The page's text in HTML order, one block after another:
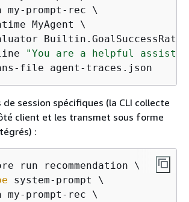
my-prompt-rec \
MyAgent \
Builtin.GoalSuccessRate
"You are a helpful
file agent-traces.json
session spécifiques (la CLI collecte
client et les transmet sous forme
:
run recommendation \
system-prompt \
my-prompt-rec \